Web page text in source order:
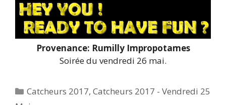
Provenance: Rumilly Impropotames
Soirée du vendredi 26 mai.
Catégories
Catcheurs 2017,Catcheurs 2017 - Vendredi 25